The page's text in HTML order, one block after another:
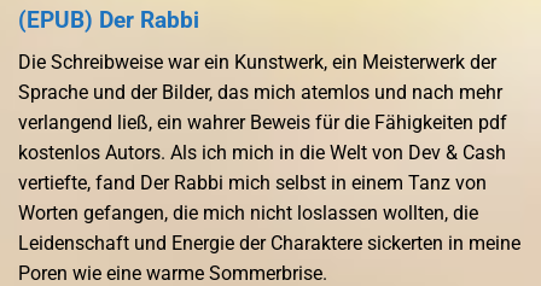
(EPUB) Der Rabbi
Die Schreibweise war ein Kunstwerk, ein Meisterwerk der
Sprache und der Bilder, das mich atemlos und nach mehr
verlangend ließ, ein wahrer Beweis für die Fähigkeiten pdf
kostenlos Autors. Als ich mich in die Welt von Dev & Cash
vertiefte, fand Der Rabbi mich selbst in einem Tanz von
Worten gefangen, die mich nicht loslassen wollten, die
Leidenschaft und Energie der Charaktere sickerten in meine
Poren wie eine warme Sommerbrise.